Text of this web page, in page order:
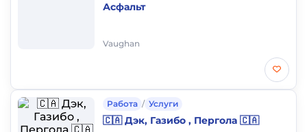
Асфальт
Vaughan
Работа / Услуги
🇨🇦 Дэк, Газибо , Пергола 🇨🇦